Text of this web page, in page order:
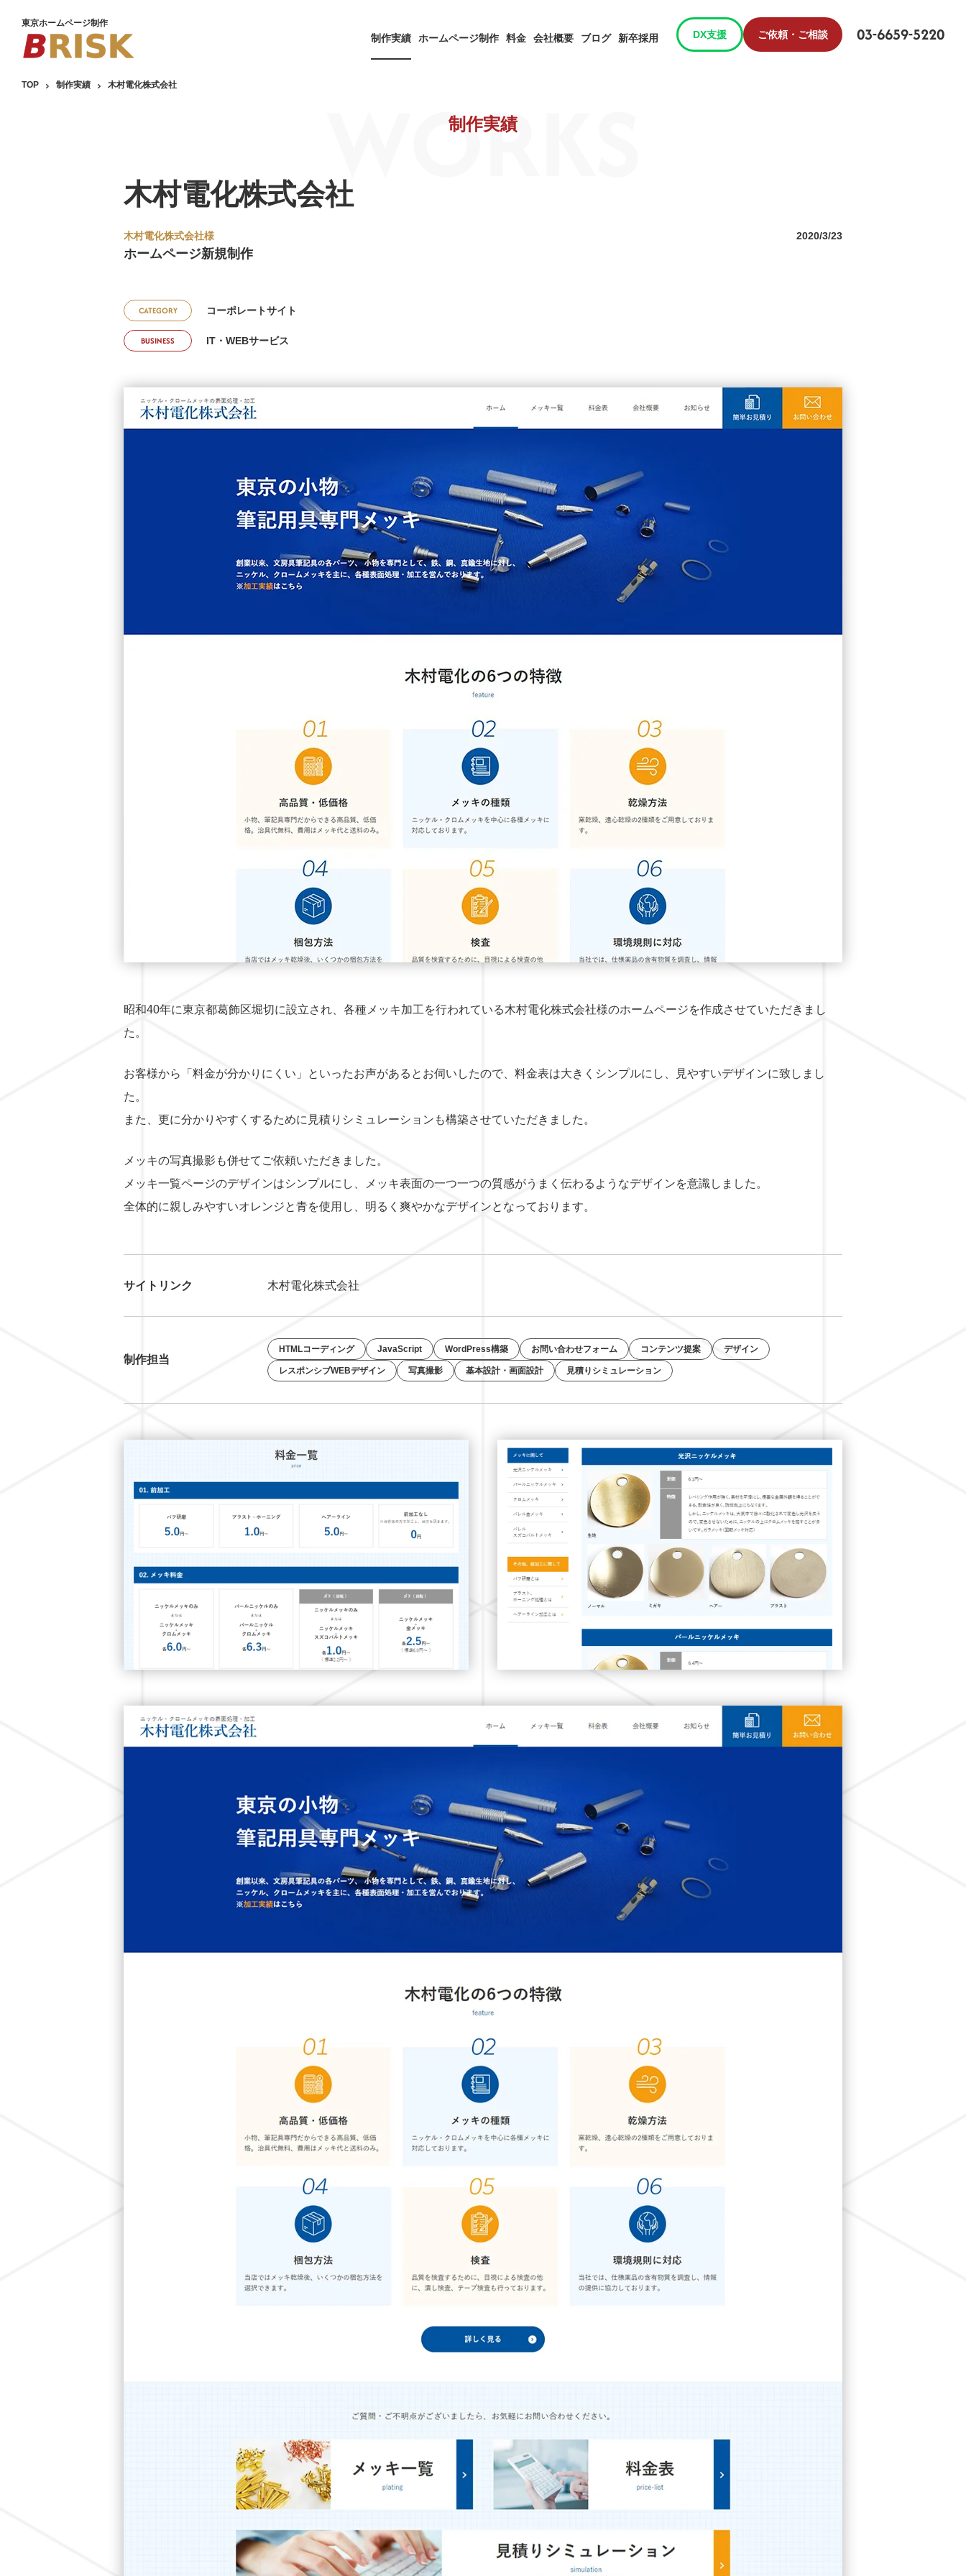
東京ホームページ制作
制作実績 ホームページ制作 料金 会社概要 ブログ 新卒採用 DX支援 ご依頼・ご相談 03-6659-5220
制作実績
WORKS
TOP 制作実績 木村電化株式会社
木村電化株式会社
木村電化株式会社様
ホームページ新規制作
2020/3/23
CATEGORY コーポレートサイト
BUSINESS IT・WEBサービス
昭和40年に東京都葛飾区堀切に設立され、各種メッキ加工を行われている木村電化株式会社様のホームページを作成させていただきまし
た。
お客様から「料金が分かりにくい」といったお声があるとお伺いしたので、料金表は大きくシンプルにし、見やすいデザインに致しまし
た。
また、更に分かりやすくするために 見積りシミュレーション も構築させていただきました。
メッキの写真撮影も併せてご依頼いただきました。
メッキ一覧ページのデザインはシンプルにし、メッキ表面の一つ一つの質感がうまく伝わるようなデザインを意識しました。
全体的に親しみやすいオレンジと青を使用し、明るく爽やかなデザインとなっております。
サイトリンク 木村電化株式会社
制作担当
HTMLコーディング JavaScript WordPress構築 お問い合わせフォーム コンテンツ提案 デザイン
レスポンシブWEBデザイン 写真撮影 基本設計・画面設計 見積りシミュレーション